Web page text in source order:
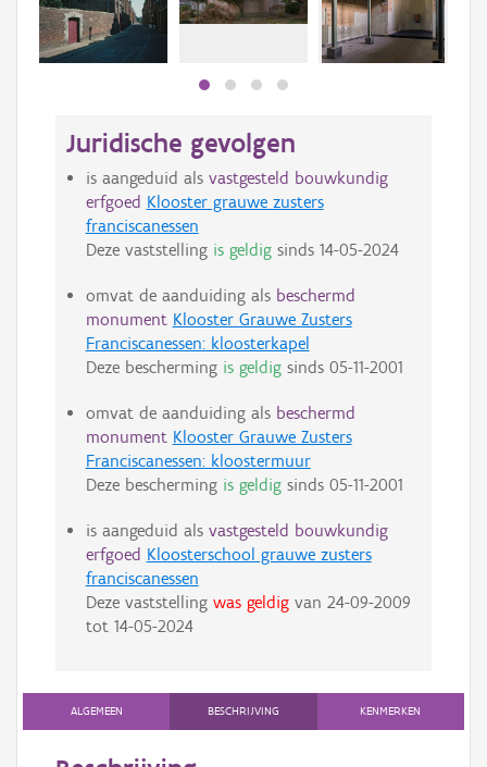
Juridische gevolgen
is aangeduid als vastgesteld bouwkundig
erfgoed Klooster grauwe zusters
franciscanessen
Deze vaststelling is geldigsinds 14-05-2024
omvat de aanduiding als beschermd
monument Klooster Grauwe Zusters
Franciscanessen: kloosterkapel
Deze bescherming is geldigsinds 05-11-2001
omvat de aanduiding als beschermd
monument Klooster Grauwe Zusters
Franciscanessen: kloostermuur
Deze bescherming is geldigsinds 05-11-2001
is aangeduid als vastgesteld bouwkundig
erfgoed Kloosterschool grauwe zusters
franciscanessen
Deze vaststelling was geldigvan 24-09-2009
tot 14-05-2024
ALGEMEEN BESCHRIJVING KENMERKEN